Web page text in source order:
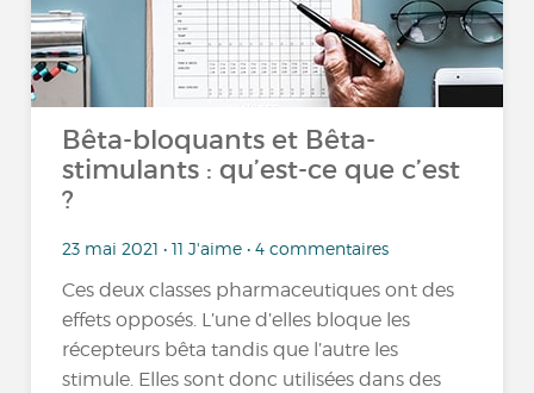
Bêta-bloquants et Bêta-
stimulants : qu’est-ce que c’est
?
23 mai 2021 • 11 J'aime • 4 commentaires
Ces deux classes pharmaceutiques ont des
effets opposés. L’une d’elles bloque les
récepteurs bêta tandis que l’autre les
stimule. Elles sont donc utilisées dans des